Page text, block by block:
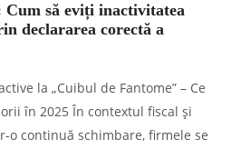
Cum să eviți inactivitatea
declararea corectă a
la „Cuibul de Fantome” – Ce
în 2025 În contextul fiscal și
o continuă schimbare, firmele se